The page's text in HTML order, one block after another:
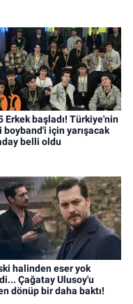
Erkek başladı! Türkiye'nin
boyband'i için yarışacak
belli oldu
halinden eser yok
Çağatay Ulusoy'u
dönüp bir daha baktı!